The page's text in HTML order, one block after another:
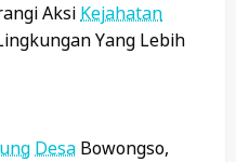
AksiKejahatan
Yang Lebih
Desa Bowongso,